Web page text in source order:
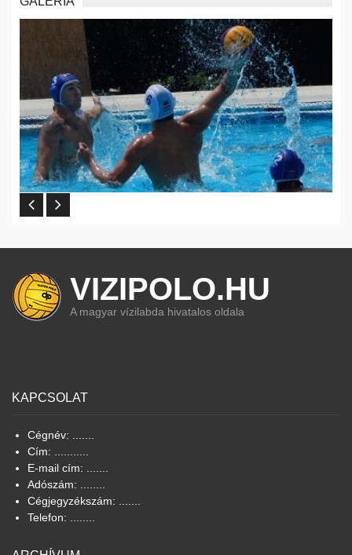
VIZIPOLO.HU
A magyar vízilabda hivatalos oldala
KAPCSOLAT
Cégnév: .......
Cím: ...........
E-mail cím: .......
Adószám: ........
Cégjegyzékszám: .......
Telefon: ........